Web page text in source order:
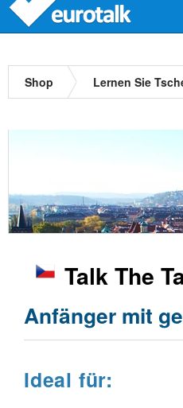
Shop Lernen Sie
Talk The
Anfänger mit
Ideal für: